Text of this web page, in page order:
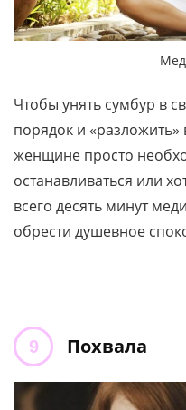
Чтобы унять сумбур в
порядок и
женщине просто
останавливаться или
всего десять минут
обрести душевное
Похвала